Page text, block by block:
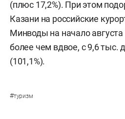
(плюс 17,2%). При этом
Казани на российские
Минводы на начало
более чем вдвое, с 9,6 тыс.
(101,1%).
#туризм